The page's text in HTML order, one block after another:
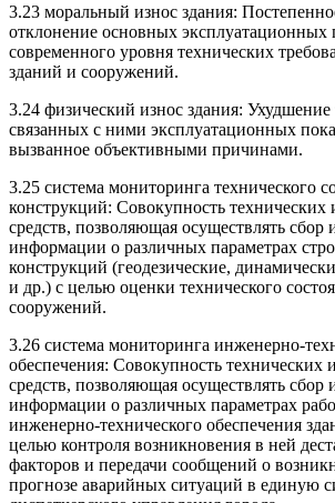
3.23 моральный износ здания:
отклонение основных эксплуатационных
современного уровня технических
зданий и сооружений.
3.24 физический износ здания: Ухудшение
связанных с ними эксплуатационных
вызванное объективными причинами.
3.25 система мониторинга технического
конструкций: Совокупность
средств, позволяющая осуществлять сбор
информации о различных параметрах
конструкций (геодезические,
и др.) с целью оценки технического
сооружений.
3.26 система мониторинга инженерно-
обеспечения: Совокупность
средств, позволяющая осуществлять сбор
информации о различных параметрах
инженерно-технического обеспечения
целью контроля возникновения в ней
факторов и передачи сообщений о
прогнозе аварийных ситуаций в единую